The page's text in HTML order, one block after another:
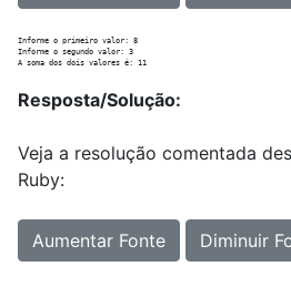
Informe o primeiro valor: 8
Informe o segundo valor: 3
Resposta/Solução:
Veja a resolução comentada
Ruby:
Aumentar Fonte Diminuir